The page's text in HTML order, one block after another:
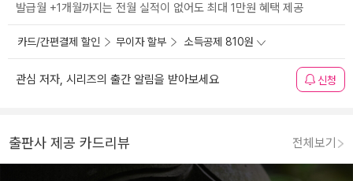
발급월 +1개월까지는 전월 실적이 없어도 최대 1만원 혜택 제공
카드/간편결제 할인 무이자 할부 소득공제 810원
관심 저자, 시리즈의 출간 알림을 받아보세요 신청
출판사 제공 카드리뷰 전체보기